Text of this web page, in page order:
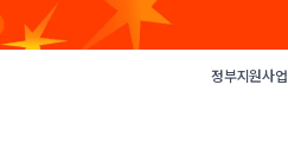
정부지원사업